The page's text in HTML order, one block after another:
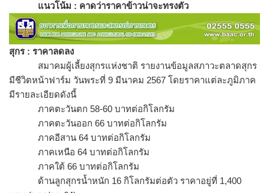
แนวโน้ม : คาดว่าราคาข้าวน่าจะทรงตัว
สุกร : ราคาลดลง
สมาคมผู้เลี้ยงสุกรแห่งชาติ รายงานข้อมูลสภาวะตลาดสุกร
มีชีวิตหน้าฟาร์ม วันพระที่ 9 มีนาคม 2567 โดยราคาแต่ละภูมิภาค
มีรายละเอียดดังนี้
ภาคตะวันตก 58-60 บาทต่อกิโลกรัม
ภาคตะวันออก 66 บาทต่อกิโลกรัม
ภาคอีสาน 64 บาทต่อกิโลกรัม
ภาคเหนือ 64 บาทต่อกิโลกรัม
ภาคใต้ 66 บาทต่อกิโลกรัม
ด้านลูกสุกรน้ำหนัก 16 กิโลกรัมต่อตัว ราคาอยู่ที่ 1,400